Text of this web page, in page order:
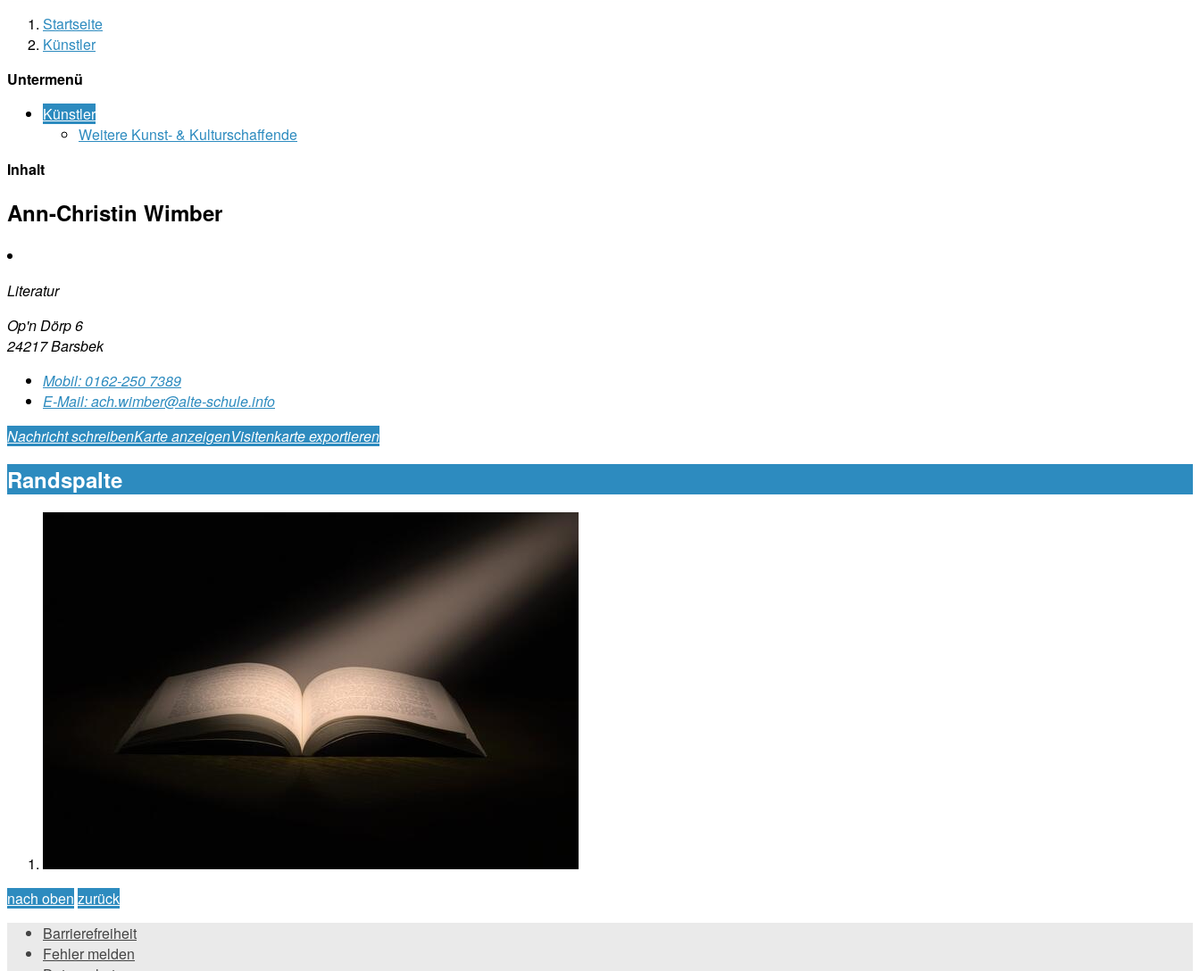
Startseite
Künstler
Untermenü
Künstler
Weitere Kunst- & Kulturschaffende
Inhalt
Ann-Christin Wimber
Literatur
Op'n Dörp 6
24217 Barsbek
Mobil:0162-250 7389
E-Mail:ach.wimber@alte-schule.info
Nachricht schreibenKarte anzeigenVisitenkarte exportieren
Randspalte
nach oben zurück
Barrierefreiheit
Fehler melden